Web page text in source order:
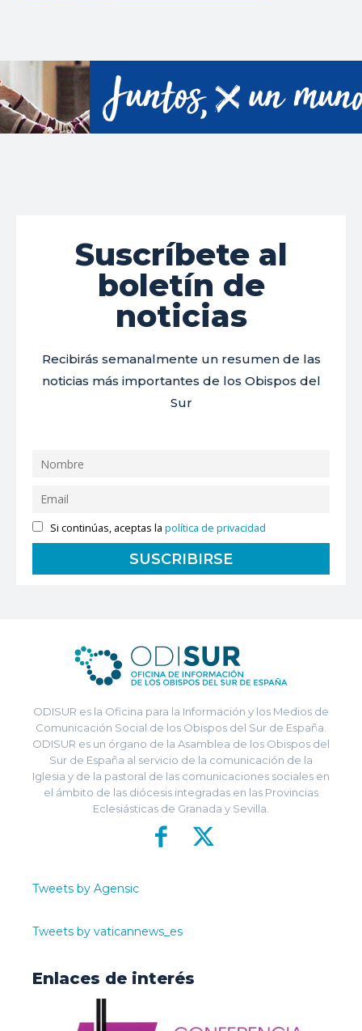
Suscríbete al
boletín de
noticias
Recibirás semanalmente un resumen de las
noticias más importantes de los Obispos del
Sur
Si continúas, aceptas lapolítica de privacidad
ODISUR es la Oficina para la Información y los Medios de
Comunicación Social de los Obispos del Sur de España.
ODISUR es un órgano de la Asamblea de los Obispos del
Sur de España al servicio de la comunicación de la
Iglesia y de la pastoral de las comunicaciones sociales en
el ámbito de las diócesis integradas en las Provincias
Eclesiásticas de Granada y Sevilla.
Tweets by Agensic
Tweets by vaticannews_es
Enlaces de interés